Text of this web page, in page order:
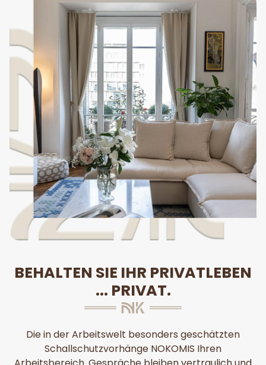
BEHALTEN SIE IHR PRIVATLEBEN
... PRIVAT.
Die in der Arbeitswelt besonders geschätzten
Schallschutzvorhänge NOKOMIS Ihren